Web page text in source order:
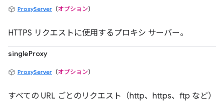
ProxyServer （オプション）
HTTPS リクエストに使用するプロキシ サーバー。
singleProxy
ProxyServer （オプション）
すべての URL ごとのリクエスト（http、https、ftp など）